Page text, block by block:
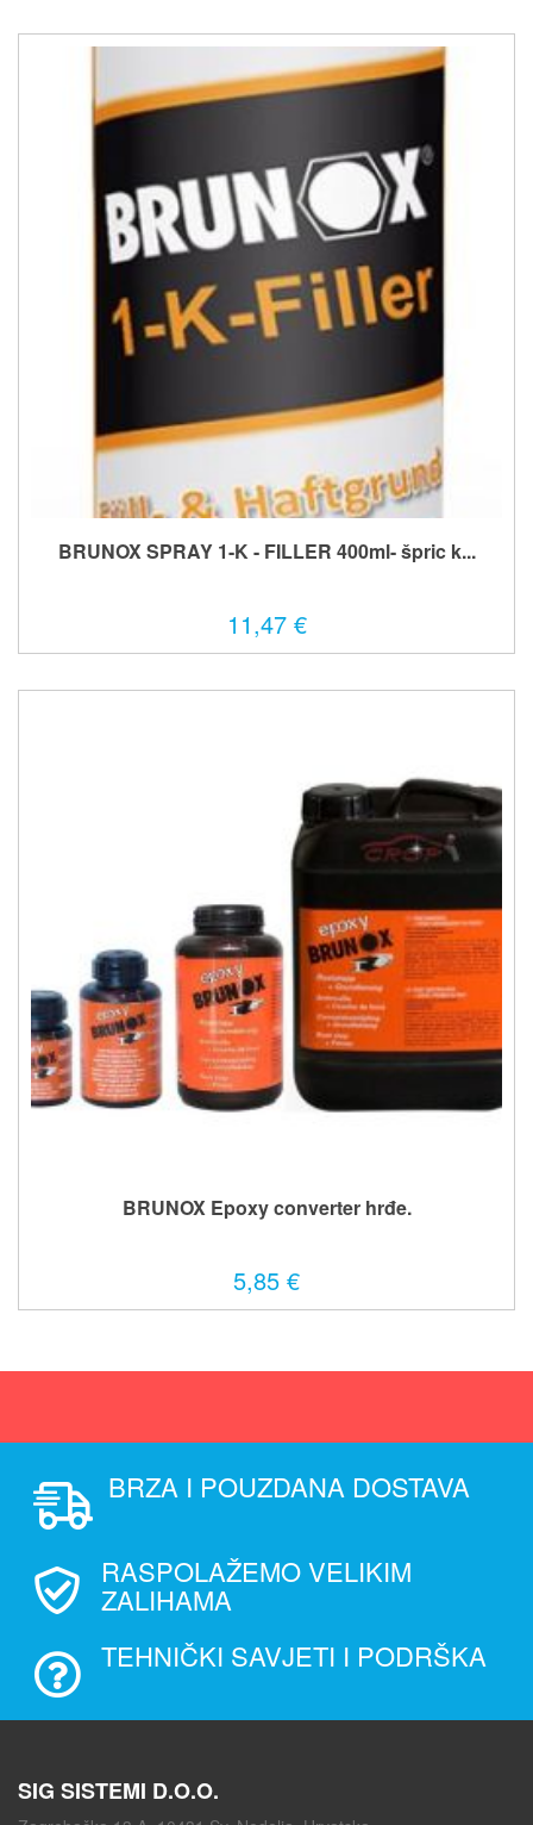
BRUNOX SPRAY 1-K - FILLER 400ml- špric k...
11,47 €
BRUNOX Epoxy converter hrđe.
5,85 €
BRZA I POUZDANA DOSTAVA
RASPOLAŽEMO VELIKIM
ZALIHAMA
TEHNIČKI SAVJETI I PODRŠKA
SIG SISTEMI D.O.O.